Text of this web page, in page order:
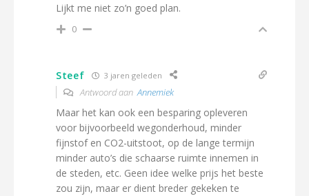
Lijkt me niet zo’n goed plan.
0
Steef 3 jaren geleden
Antwoord aanAnnemiek
Maar het kan ook een besparing opleveren
voor bijvoorbeeld wegonderhoud, minder
fijnstof en CO2-uitstoot, op de lange termijn
minder auto’s die schaarse ruimte innemen in
de steden, etc. Geen idee welke prijs het beste
zou zijn, maar er dient breder gekeken te